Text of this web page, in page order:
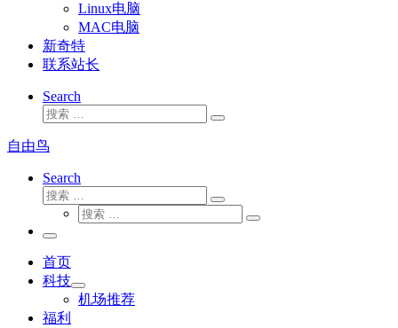
Linux电脑
MAC电脑
新奇特
联系站长
Search
搜
搜
自由鸟
Search
搜
搜
索
搜
搜
主
菜
单
首页
科技
机场推荐
福利